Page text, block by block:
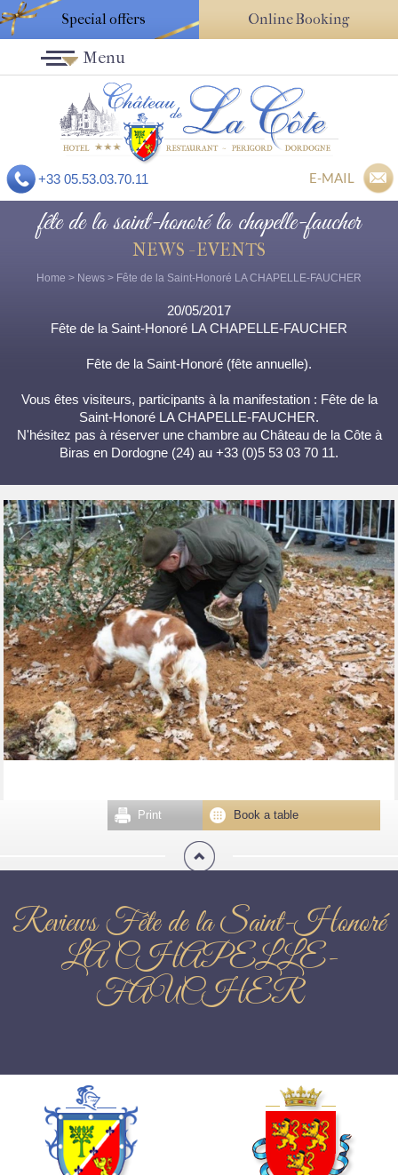
Special offers Online Booking
+33 05.53.03.70.11 E-MAIL
Menu
fête de la saint-honoré la chapelle-faucher
NEWS - EVENTS
Home > News > Fête de la Saint-Honoré LA CHAPELLE-FAUCHER
20/05/2017
Fête de la Saint-Honoré LA CHAPELLE-FAUCHER
Fête de la Saint-Honoré (fête annuelle).
Vous êtes visiteurs, participants à la manifestation : Fête de la
Saint-Honoré LA CHAPELLE-FAUCHER.
N'hésitez pas à réserver une chambre au Château de la Côte à
Biras en Dordogne (24) au +33 (0)5 53 03 70 11.
Book a table
Print
Reviews Fête de la Saint-Honoré
LA CHAPELLE-
FAUCHER